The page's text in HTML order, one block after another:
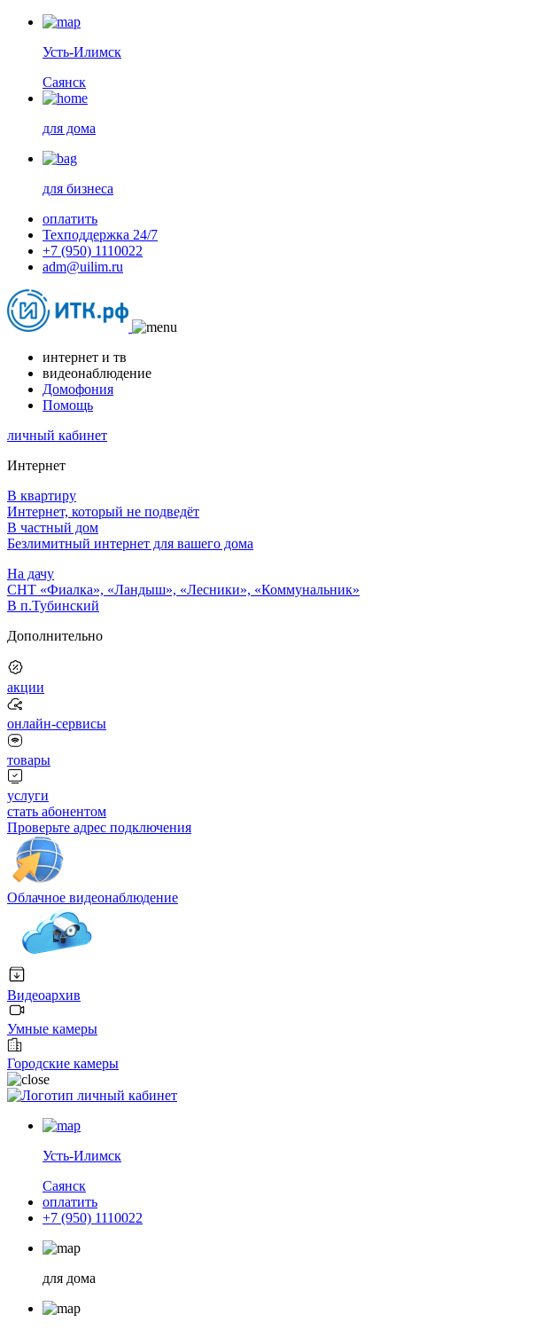
Усть-Илимск
Саянск
для дома
для бизнеса
оплатить
Техподдержка 24/7
+7 (950) 1110022
adm@uilim.ru
интернет и тв
видеонаблюдение
Домофония
Помощь
личный кабинет
Интернет
В квартиру
Интернет, который не подведёт
В частный дом
Безлимитный интернет для вашего дома
На дачу
СНТ «Фиалка», «Ландыш», «Лесники», «Коммунальник»
В п.Тубинский
Дополнительно
акции
онлайн-сервисы
товары
услуги
стать абонентом
Проверьте адрес подключения
Облачное видеонаблюдение
Видеоархив
Умные камеры
Городские камеры
личный кабинет
Усть-Илимск
Саянск
оплатить
+7 (950) 1110022
для дома